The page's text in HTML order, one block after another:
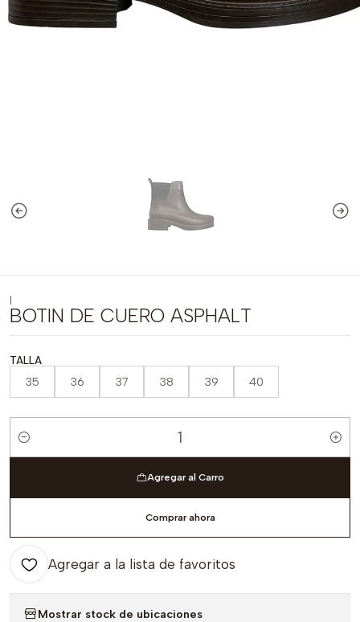
BOTIN DE CUERO ASPHALT
TALLA
35 36 37 38 39 40
Cantidad
Agregar al Carro
Comprar ahora
Agregar a la lista de favoritos
Mostrar stock de ubicaciones